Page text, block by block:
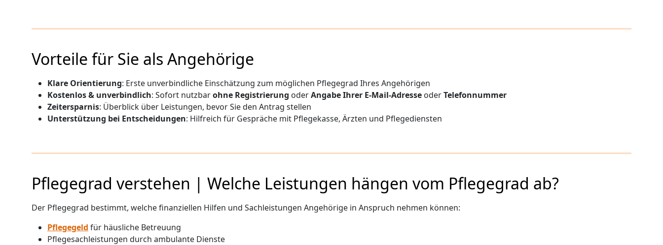
Vorteile für Sie als Angehörige
Klare Orientierung: Erste unverbindliche Einschätzung zum möglichen Pflegegrad Ihres Angehörigen
Kostenlos & unverbindlich: Sofort nutzbarohne Registrierung oderAngabe Ihrer E-Mail-Adresse oderTelefonnummer
Zeitersparnis: Überblick über Leistungen, bevor Sie den Antrag stellen
Unterstützung bei Entscheidungen: Hilfreich für Gespräche mit Pflegekasse, Ärzten und Pflegediensten
Pflegegrad verstehen | Welche Leistungen hängen vom Pflegegrad ab?
Der Pflegegrad bestimmt, welche finanziellen Hilfen und Sachleistungen Angehörige in Anspruch nehmen können:
Pflegegeld für häusliche Betreuung
Pflegesachleistungen durch ambulante Dienste